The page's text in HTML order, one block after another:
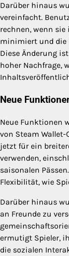
Darüber hinaus
vereinfacht.
rechnen, wenn sie
minimiert und die
Diese Änderung
hoher Nachfrage,
Neue
Neue Funktionen
von Steam Wallet-
jetzt für ein
verwenden,
saisonalen
Flexibilität, wie
Darüber hinaus
an Freunde zu
ermutigt Spieler,
die sozialen